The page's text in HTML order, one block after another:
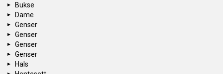
Bukse
Dame
Genser
Genser
Genser
Genser
Hals